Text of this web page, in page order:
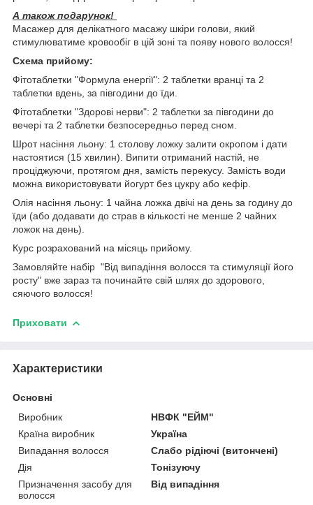
А також подарунок!
Масажер для делікатного масажу шкіри голови, який
стимулюватиме кровообіг в цій зоні та появу нового волосся!
Схема прийому:
Фітотаблетки "Формула енергії": 2 таблетки вранці та 2
таблетки вдень, за півгодини до їди.
Фітотаблетки "Здорові нерви": 2 таблетки за півгодини до
вечері та 2 таблетки безпосередньо перед сном.
Шрот насіння льону: 1 столову ложку залити окропом і дати
настоятися (15 хвилин). Випити отриманий настій, не
проціджуючи, протягом дня, замість перекусу. Замість води
можна використовувати йогурт без цукру або кефір.
Олія насіння льону: 1 чайна ложка двічі на день за годину до
їди (або додавати до страв в кількості не менше 2 чайних
ложок на день).
Курс розрахований на місяць прийому.
Замовляйте набір "Від випадіння волосся та стимуляції його
росту" вже зараз та починайте свій шлях до здорового,
сяючого волосся!
Приховати
Характеристики
Основні
Виробник
НВФК "ЕЙМ"
Країна виробник
Україна
Випадання волосся
Слабо рідіючі (витончені)
Дія
Тонізуючу
Призначення засобу для
волосся
Від випадіння